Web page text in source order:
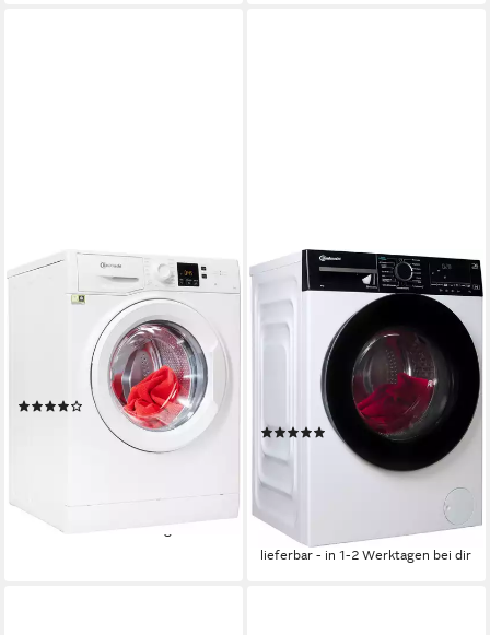
BAUKNECHT
Waschmaschine BPW 814 A
Kapazität Waschen
Betriebsgeräusch
1400 U/min Schleuderdrehzahl
Produktdatenblatt
(238)
UVP
799,00 €
mtl. in 24 Raten
lieferbar - in 1-2 Werktagen bei dir
BAUKNECHT
Waschmaschine B WM Smart
Eco 8A
Kapazität Waschen
Betriebsgeräusch
1400 U/min
Schleuderdrehzahl
Produktdatenblatt
(6)
444,00 € UVP
mtl. in 36 Raten
-25%
lieferbar - in 1-2 Werktagen bei dir